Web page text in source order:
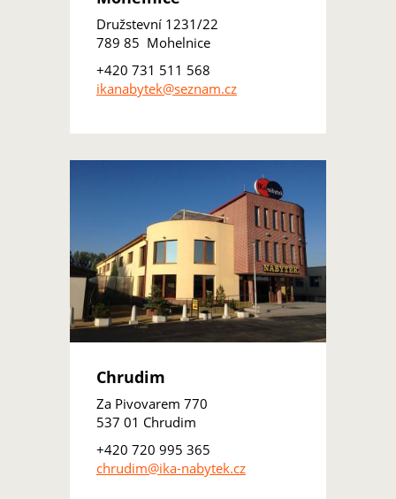
Družstevní 1231/22
789 85 Mohelnice
+420 731 511 568
ikanabytek@seznam.cz
Chrudim
Za Pivovarem 770
537 01 Chrudim
+420 720 995 365
chrudim@ika-nabytek.cz